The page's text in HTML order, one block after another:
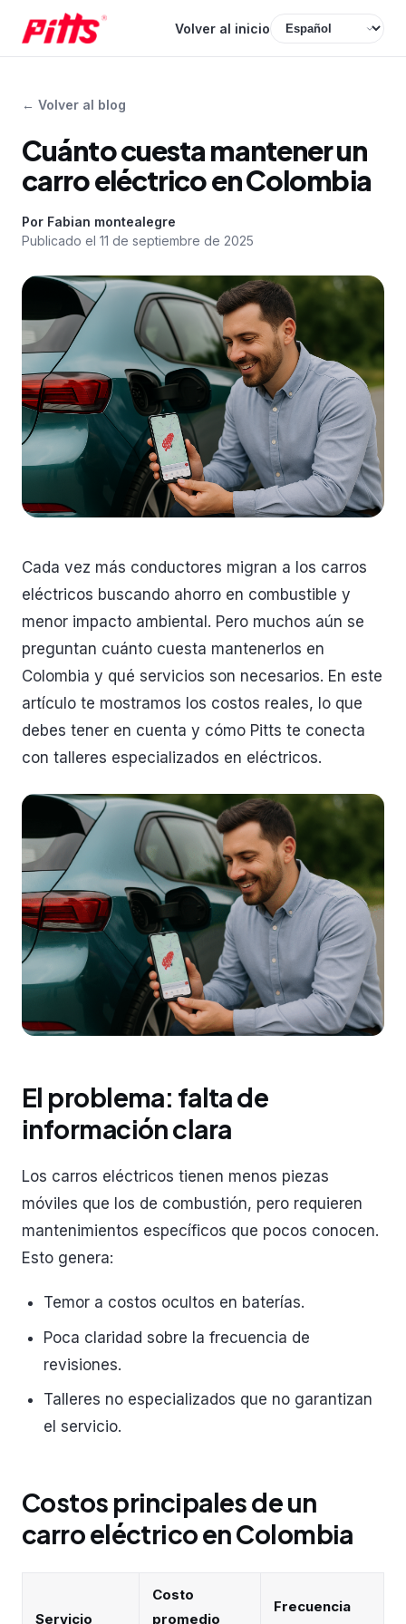
Volver al inicio
← Volver al blog
Cuánto cuesta mantener un
carro eléctrico en Colombia
Por Fabian montealegre
Publicado el 11 de septiembre de 2025
Cada vez más conductores migran a los carros
eléctricos buscando ahorro en combustible y
menor impacto ambiental. Pero muchos aún se
preguntan cuánto cuesta mantenerlos en
Colombia y qué servicios son necesarios. En este
artículo te mostramos los costos reales, lo que
debes tener en cuenta y cómo Pitts te conecta
con talleres especializados en eléctricos.
El problema: falta de
información clara
Los carros eléctricos tienen menos piezas
móviles que los de combustión, pero requieren
mantenimientos específicos que pocos conocen.
Esto genera:
Temor a costos ocultos en baterías.
Poca claridad sobre la frecuencia de
revisiones.
Talleres no especializados que no garantizan
el servicio.
Costos principales de un
carro eléctrico en Colombia
Servicio
Costo
promedio
Frecuencia